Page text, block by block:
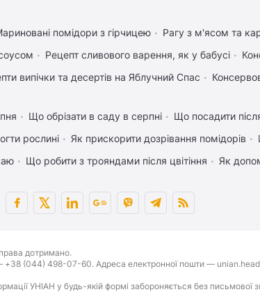
помідори з гірчицею Рагу з м'ясом та
Рецепт сливового варення, як у бабусі
випічки та десертів на Яблучний Спас
Що обрізати в саду в серпні
Що посадити
рослині
Як прискорити дозрівання помідорів
Що робити з трояндами після цвітіння Як
дотримано.
(044) 498-07-60. Адреса електронної пошти —
УНІАН у будь-якій формі забороняється без письмової